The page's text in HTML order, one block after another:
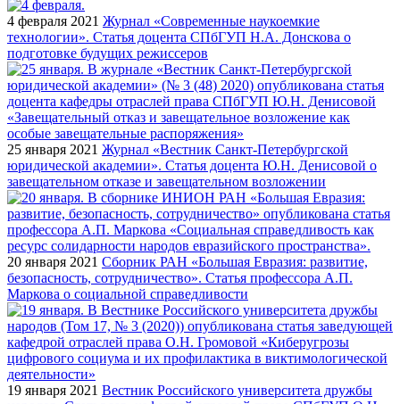
4 февраля 2021 Журнал «Современные наукоемкие
технологии». Статья доцента СПбГУП Н.А. Донскова о
подготовке будущих режиссеров
25 января 2021 Журнал «Вестник Санкт-Петербургской
юридической академии». Статья доцента Ю.Н. Денисовой о
завещательном отказе и завещательном возложении
20 января 2021 Сборник РАН «Большая Евразия: развитие,
безопасность, сотрудничество». Статья профессора А.П.
Маркова о социальной справедливости
19 января 2021 Вестник Российского университета дружбы